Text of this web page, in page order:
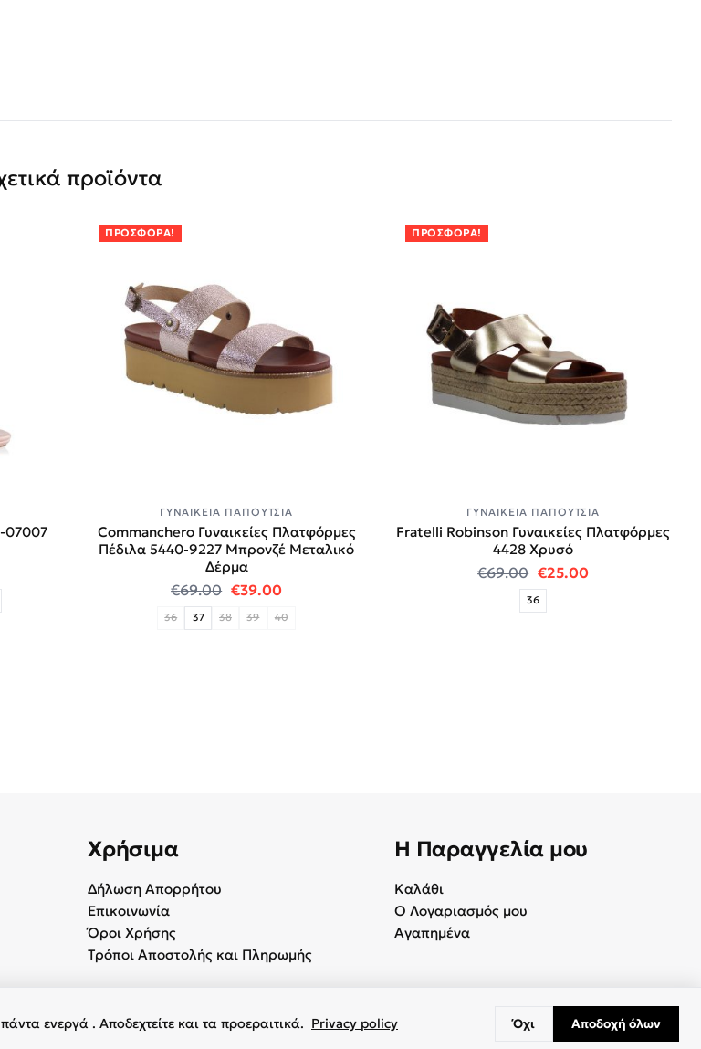
προϊόντα
07007
was: €59.00.
τιμή είναι: €29.00.
ΠΡΟΣΦΟΡΆ!
ΓΥΝΑΙΚΕΊΑ ΠΑΠΟΎΤΣΙΑ
Commanchero Γυναικείες Πλατφόρμες
Πέδιλα 5440-9227 Mπρονζέ Μεταλικό
Δέρμα
€69.00 Original price was: €69.00.
€39.00Η τρέχουσα τιμή είναι: €39.00.
36 37 38 39 40
ΠΡΟΣΦΟΡΆ!
ΓΥΝΑΙΚΕΊΑ ΠΑΠΟΎΤΣΙΑ
Fratelli Robinson Γυναικείες Πλατφόρμες
4428 Χρυσό
€69.00 Original price was:
€25.00Η τρέχουσα
36
Χρήσιμα
Δήλωση Απορρήτου
Επικοινωνία
Όροι Χρήσης
Τρόποι Αποστολής και Πληρωμής
Η Παραγγελία μου
Καλάθι
Ο Λογαριασμός μου
Αγαπημένα
ενεργά . Αποδεχτείτε και τα προεραιτικά. Privacy policy Όχι Αποδοχή όλων